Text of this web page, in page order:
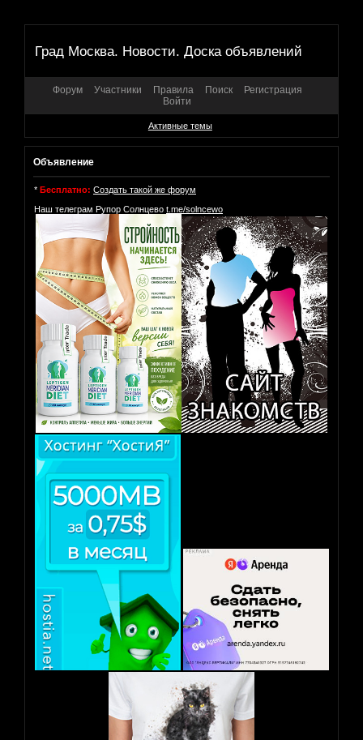
Град Москва. Новости. Доска объявлений
Форум Участники Правила Поиск
Регистрация
Войти
Активные темы
Объявление
* Бесплатно: Создать такой же форум
Наш телеграм Рупор Солнцево t.me/solncewo